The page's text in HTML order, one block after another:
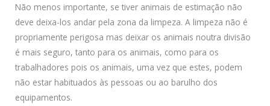
Não menos importante, se tiver animais de estimação não
deve deixa-los andar pela zona da limpeza. A limpeza não é
propriamente perigosa mas deixar os animais noutra divisão
é mais seguro, tanto para os animais, como para os
trabalhadores pois os animais, uma vez que estes, podem
não estar habituados às pessoas ou ao barulho dos
equipamentos.